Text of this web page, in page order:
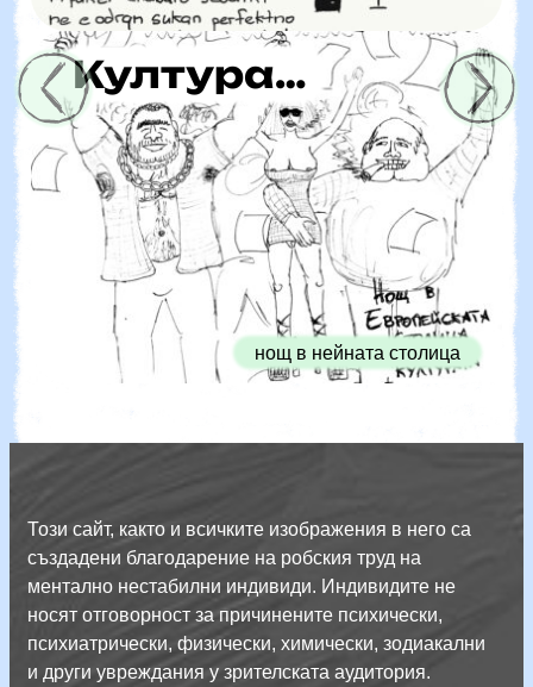
Култура…
нощ в нейната столица
Този сайт, както и всичките изображения в него са
създадени благодарение на робския труд на
ментално нестабилни индивиди. Индивидите не
носят отговорност за причинените психически,
психиатрически, физически, химически, зодиакални
и други увреждания у зрителската аудитория.